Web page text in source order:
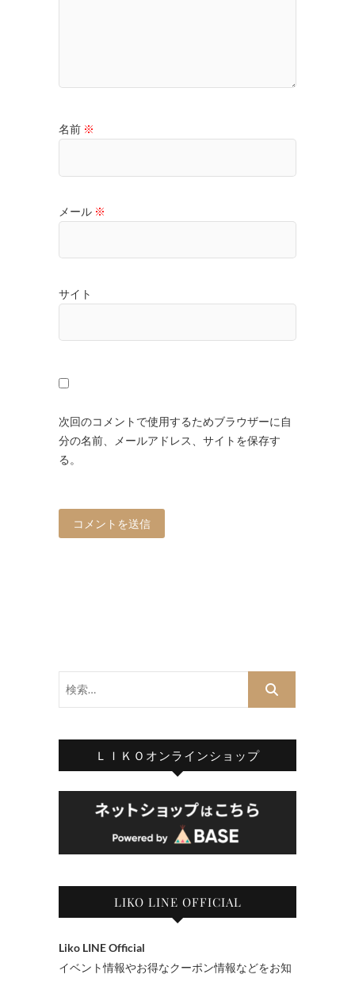
名前 ※
メール ※
サイト
次回のコメントで使用するためブラウザーに自
分の名前、メールアドレス、サイトを保存す
る。
ＬＩＫＯオンラインショップ
LIKO LINE OFFICIAL
Liko LINE Official
イベント情報やお得なクーポン情報などをお知